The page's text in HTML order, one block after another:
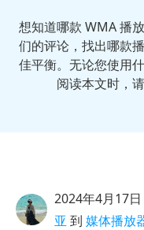
想知道哪款 WMA 播
们的评论，找出哪款
佳平衡。无论您使用
阅读本文时，
2024年4月17
亚 到 媒体播放